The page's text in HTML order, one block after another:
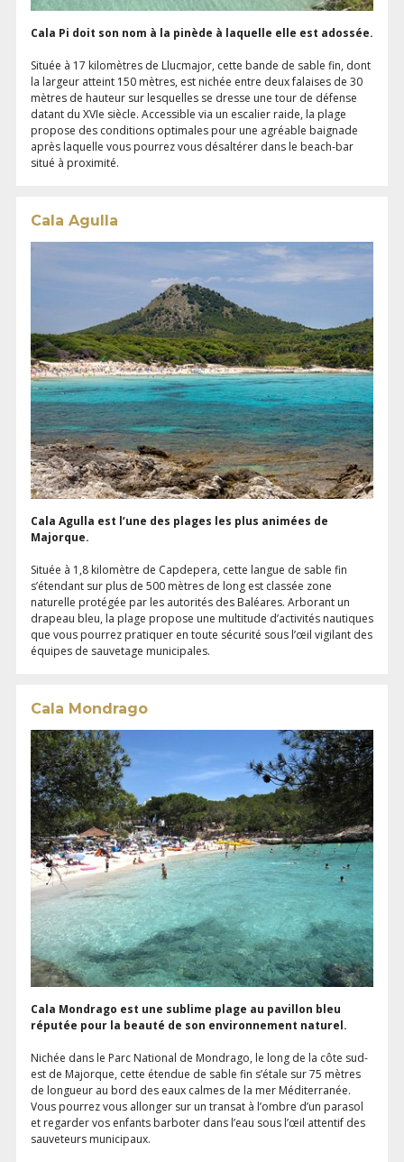
Cala Pi doit son nom à la pinède à laquelle elle est adossée.
Située à 17 kilomètres de Llucmajor, cette bande de sable fin, dont
la largeur atteint 150 mètres, est nichée entre deux falaises de 30
mètres de hauteur sur lesquelles se dresse une tour de défense
datant du XVIe siècle. Accessible via un escalier raide, la plage
propose des conditions optimales pour une agréable baignade
après laquelle vous pourrez vous désaltérer dans le beach-bar
situé à proximité.
Cala Agulla
Cala Agulla est l’une des plages les plus animées de
Majorque.
Située à 1,8 kilomètre de Capdepera, cette langue de sable fin
s’étendant sur plus de 500 mètres de long est classée zone
naturelle protégée par les autorités des Baléares. Arborant un
drapeau bleu, la plage propose une multitude d’activités nautiques
que vous pourrez pratiquer en toute sécurité sous l’œil vigilant des
équipes de sauvetage municipales.
Cala Mondrago
Cala Mondrago est une sublime plage au pavillon bleu
réputée pour la beauté de son environnement naturel.
Nichée dans le Parc National de Mondrago, le long de la côte sud-
est de Majorque, cette étendue de sable fin s’étale sur 75 mètres
de longueur au bord des eaux calmes de la mer Méditerranée.
Vous pourrez vous allonger sur un transat à l’ombre d’un parasol
et regarder vos enfants barboter dans l’eau sous l’œil attentif des
sauveteurs municipaux.